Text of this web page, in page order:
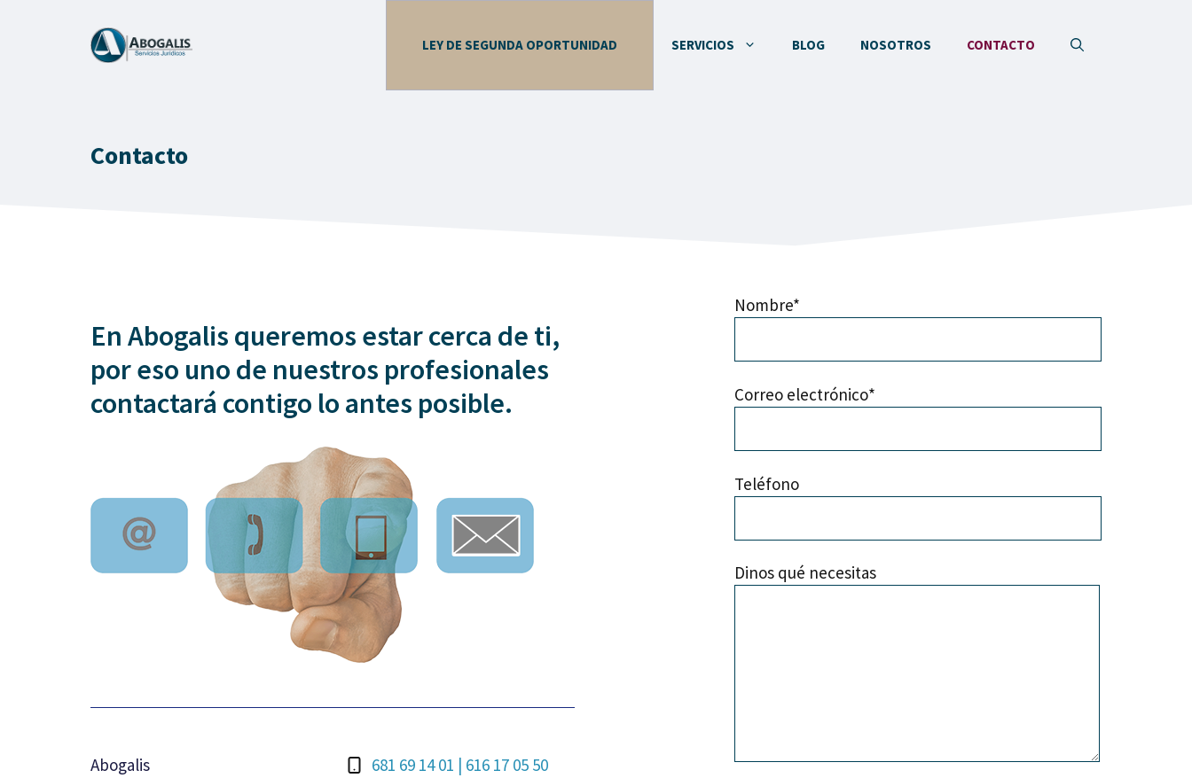
LEY DE SEGUNDA OPORTUNIDAD SERVICIOS BLOG NOSOTROS CONTACTO
Contacto
En Abogalis queremos estar cerca de ti,
por eso uno de nuestros profesionales
contactará contigo lo antes posible.
Abogalis
681 69 14 01 | 616 17 05 50
Nombre*
Correo electrónico*
Teléfono
Dinos qué necesitas